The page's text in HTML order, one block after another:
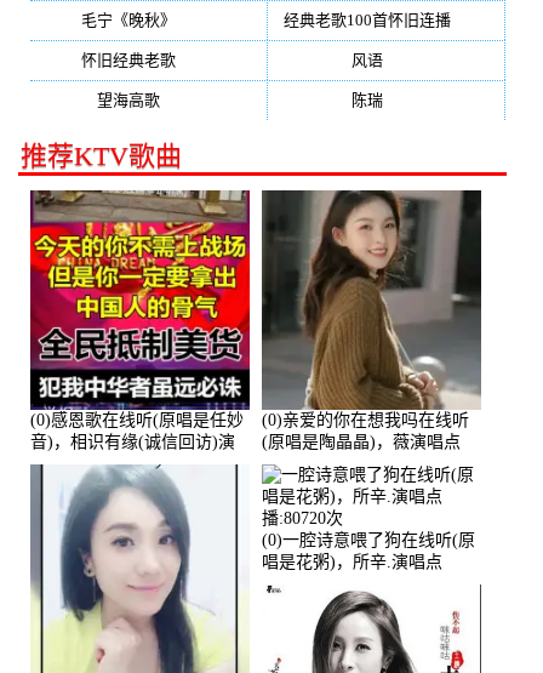
毛宁《晚秋》 经典老歌100首怀旧连播(134)
怀旧经典老歌 风语(132)
望海高歌 陈瑞(128)
推荐KTV歌曲
(0)感恩歌在线听(原唱是任妙
音)，相识有缘(诚信回访)演
唱点播:161288次
(0)亲爱的你在想我吗在线听
(原唱是陶晶晶)，薇演唱点
播:159722次
(0)一腔诗意喂了狗在线听(原
唱是花粥)，所辛.演唱点
播:80720次